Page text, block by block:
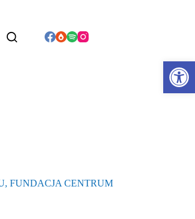
Otwórz pasek narzędzi
FUNDACJA CENTRUM